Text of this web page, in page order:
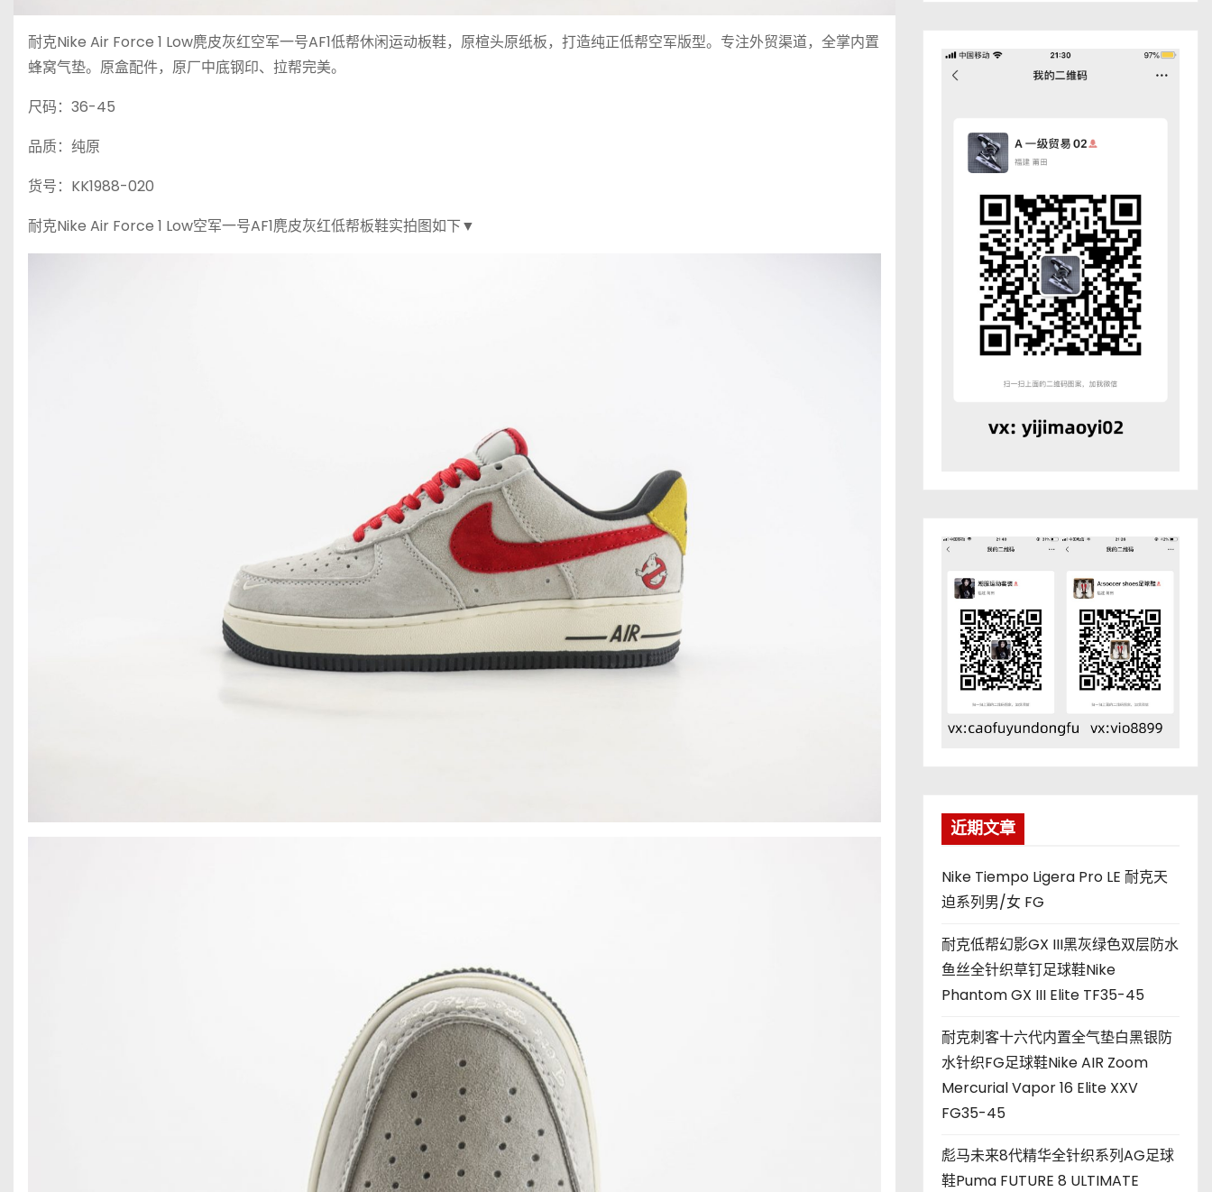
耐克Nike Air Force 1 Low麂皮灰红空军一号AF1低帮休闲运动板鞋，原楦头原纸板，打造纯正低帮空军版型。专注外贸渠道，全掌内置
蜂窝气垫。原盒配件，原厂中底钢印、拉帮完美。
尺码：36-45
品质：纯原
货号：KK1988-020
耐克Nike Air Force 1 Low空军一号AF1麂皮灰红低帮板鞋实拍图如下▼
近期文章
Nike Tiempo Ligera Pro LE 耐克天
迫系列男/女 FG
耐克低帮幻影GX III黑灰绿色双层防水
鱼丝全针织草钉足球鞋Nike
Phantom GX III Elite TF35-45
耐克刺客十六代内置全气垫白黑银防
水针织FG足球鞋Nike AIR Zoom
Mercurial Vapor 16 Elite XXV
FG35-45
彪马未来8代精华全针织系列AG足球
鞋Puma FUTURE 8 ULTIMATE